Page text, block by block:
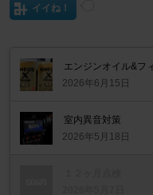
イイね！
エンジンオイル&フ
2026年6月15日
室内異音対策
2026年5月18日